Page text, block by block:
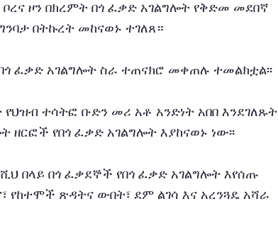
ቦረና ዞን በክረምት በጎ ፈቃድ አገልግሎት የቅድመ መደበኛ
በትኩረት መከናወኑ ተገለጸ።
ፈቃድ አገልግሎት ስራ ተጠናክሮ መቀጠሉ ተመልክቷል፡፡
ተሳትፎ ቡድን መሪ አቶ አንድነት አበበ እንደገለጹት
ዘርፎች የበጎ ፈቃድ አገልግሎት እያከናወኑ ነው፡፡
በላይ በጎ ፈቃደኞች የበጎ ፈቃድ አገልግሎት እየሰጡ
ጽዳትና ውበት፣ ደም ልገሳ እና አረንጓዴ አሻራ